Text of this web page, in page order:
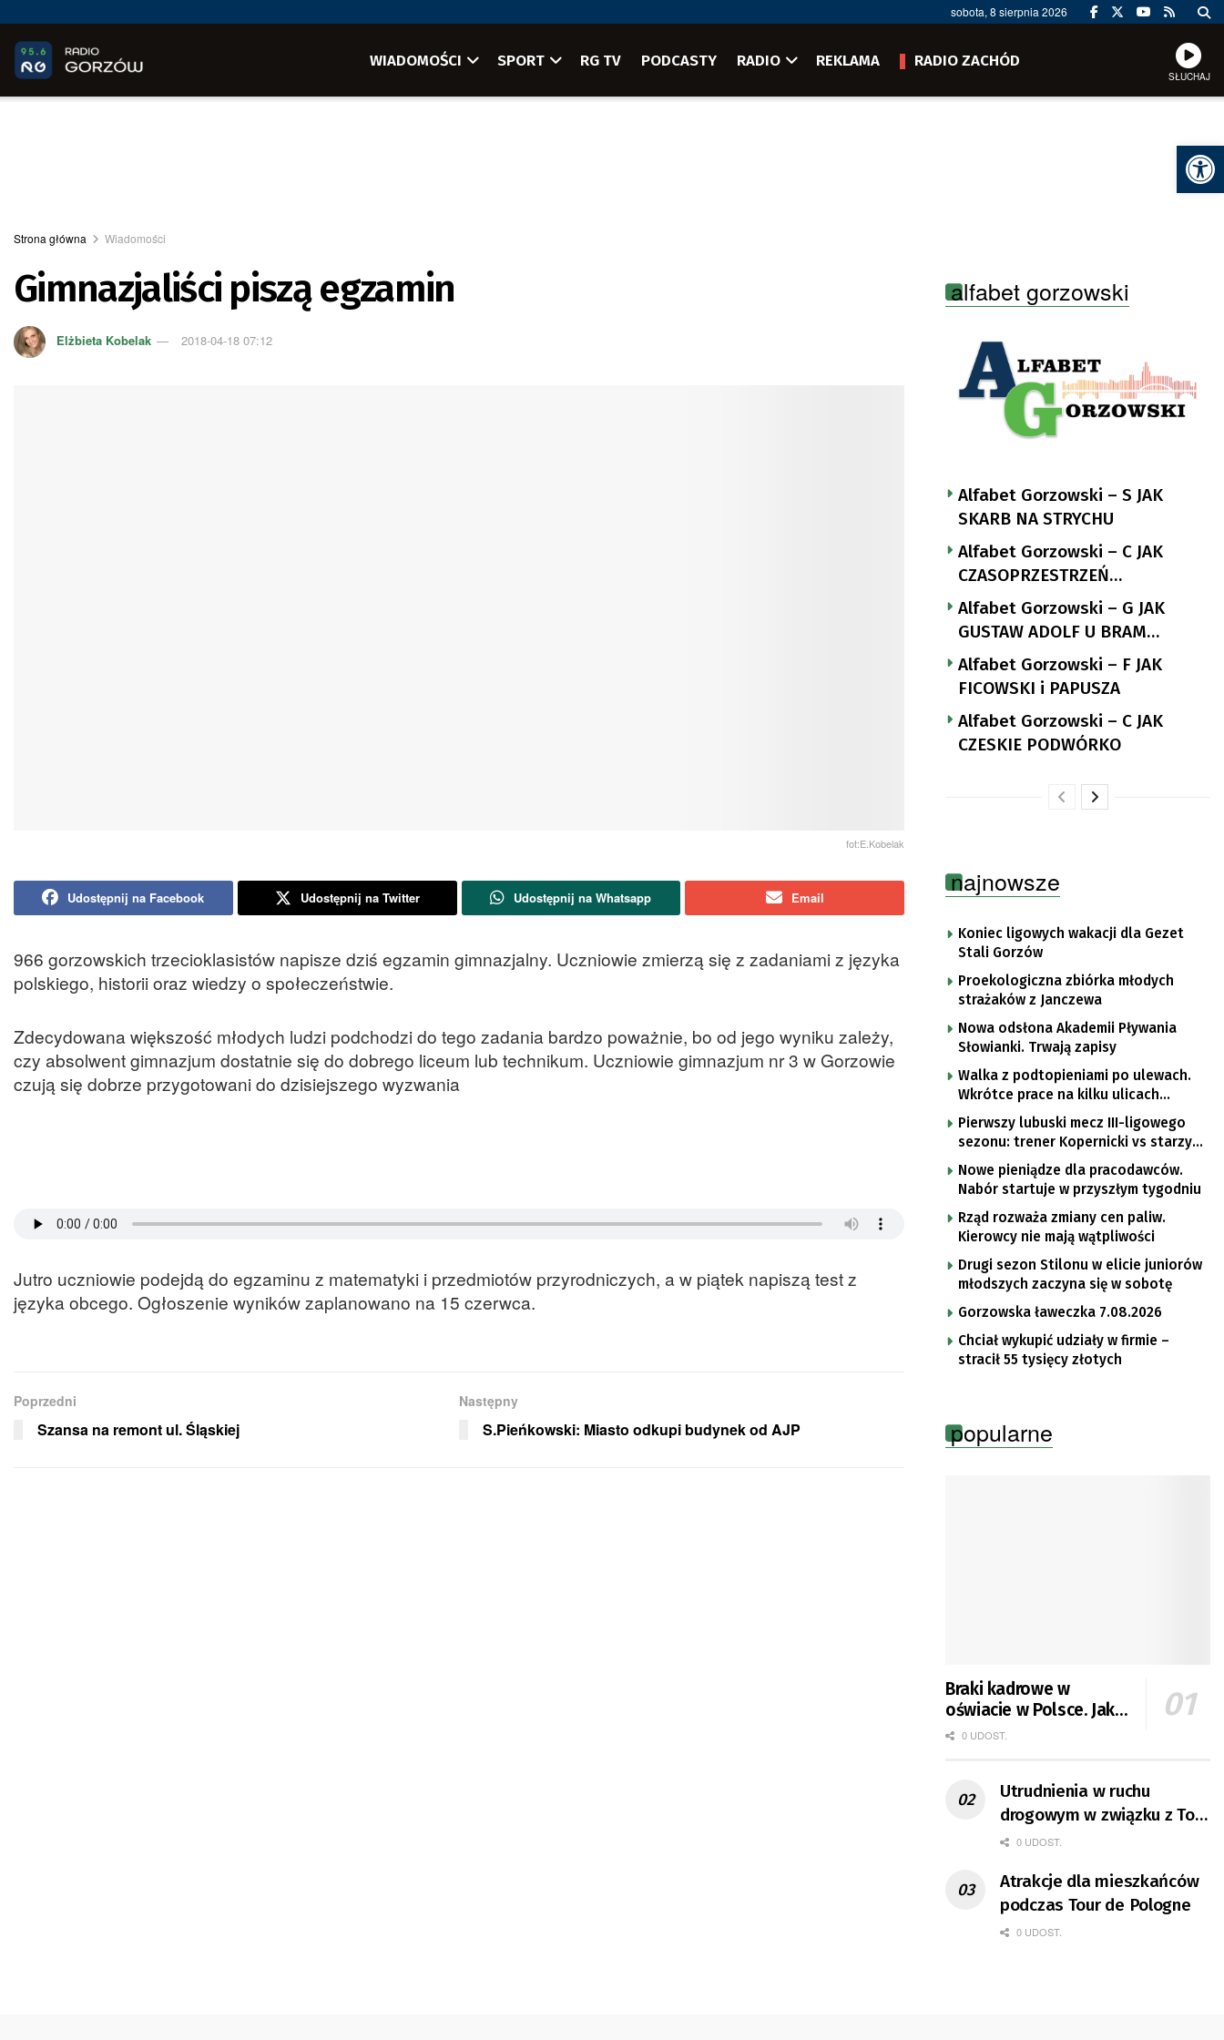
sobota, 8 sierpnia 2026
WIADOMOŚCI SPORT RG TV PODCASTY RADIO REKLAMA RADIO ZACHÓD
SŁUCHAJ
Strona główna Wiadomości
Gimnazjaliści piszą egzamin
Elżbieta Kobelak 2018-04-18 07:12
fot:E.Kobelak
Udostępnij na Facebook Udostępnij na Twitter Udostępnij na Whatsapp Email
966 gorzowskich trzecioklasistów napisze dziś egzamin gimnazjalny. Uczniowie zmierzą się z zadaniami z języka
polskiego, historii oraz wiedzy o społeczeństwie.
Zdecydowana większość młodych ludzi podchodzi do tego zadania bardzo poważnie, bo od jego wyniku zależy,
czy absolwent gimnazjum dostatnie się do dobrego liceum lub technikum. Uczniowie gimnazjum nr 3 w Gorzowie
czują się dobrze przygotowani do dzisiejszego wyzwania
Jutro uczniowie podejdą do egzaminu z matematyki i przedmiotów przyrodniczych, a w piątek napiszą test z
języka obcego. Ogłoszenie wyników zaplanowano na 15 czerwca.
Poprzedni
Szansa na remont ul. Śląskiej
Następny
S.Pieńkowski: Miasto odkupi budynek od AJP
alfabet gorzowski
Alfabet Gorzowski – S JAK
SKARB NA STRYCHU
Alfabet Gorzowski – C JAK
CZASOPRZESTRZEŃ
NUTTGENSA
Alfabet Gorzowski – G JAK
GUSTAW ADOLF U BRAM
LANDSBERGA
Alfabet Gorzowski – F JAK
FICOWSKI i PAPUSZA
Alfabet Gorzowski – C JAK
CZESKIE PODWÓRKO
najnowsze
Koniec ligowych wakacji dla Gezet
Stali Gorzów
Proekologiczna zbiórka młodych
strażaków z Janczewa
Nowa odsłona Akademii Pływania
Słowianki. Trwają zapisy
Walka z podtopieniami po ulewach.
Wkrótce prace na kilku ulicach
Gorzowa
Pierwszy lubuski mecz III-ligowego
sezonu: trener Kopernicki vs starzy
znajomi
Nowe pieniądze dla pracodawców.
Nabór startuje w przyszłym tygodniu
Rząd rozważa zmiany cen paliw.
Kierowcy nie mają wątpliwości
Drugi sezon Stilonu w elicie juniorów
młodszych zaczyna się w sobotę
Gorzowska ławeczka 7.08.2026
Chciał wykupić udziały w firmie –
stracił 55 tysięcy złotych
popularne
Braki kadrowe w
oświacie w Polsce. Jak
jest w Gorzowie?
0 UDOST.
Utrudnienia w ruchu
drogowym w związku z Tour
de Pologne
0 UDOST.
Atrakcje dla mieszkańców
podczas Tour de Pologne
0 UDOST.